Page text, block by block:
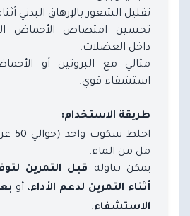
تقليل الشعور بالإرهاق البدني
تحسين امتصاص الأحماض
داخل العضلات.
مثالي مع البروتين أو
استشفاء قوي.
طريقة الاستخدام:
مل من الماء.
يمكن تناوله
قبل التمرين
أثناء التمرين لدعم الأداء، أو
الاستشفاء.